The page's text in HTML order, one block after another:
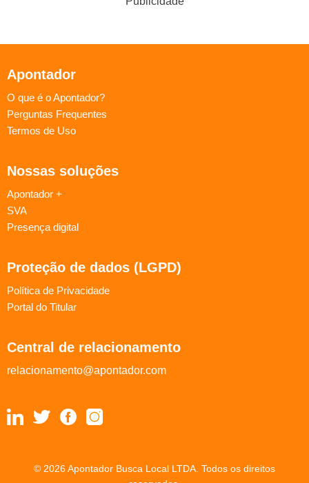
Apontador
O que é o Apontador?
Perguntas Frequentes
Termos de Uso
Nossas soluções
Apontador +
SVA
Presença digital
Proteção de dados (LGPD)
Política de Privacidade
Portal do Titular
Central de relacionamento
relacionamento@apontador.com
© 2026 Apontador Busca Local LTDA. Todos os direitos